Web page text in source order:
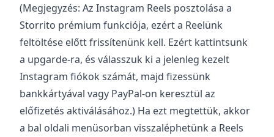
(Megjegyzés: Az Instagram Reels posztolása a
Storrito prémium funkciója, ezért a Reelünk
feltöltése előtt frissítenünk kell. Ezért kattintsunk
a upgarde-ra, és válasszuk ki a jelenleg kezelt
Instagram fiókok számát, majd fizessünk
bankkártyával vagy PayPal-on keresztül az
előfizetés aktiválásához.) Ha ezt megtettük, akkor
a bal oldali menüsorban visszaléphetünk a Reels